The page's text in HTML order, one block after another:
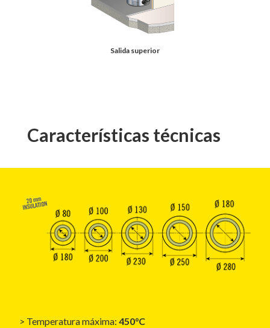
Salida superior
Características técnicas
> Temperatura máxima: 450°C